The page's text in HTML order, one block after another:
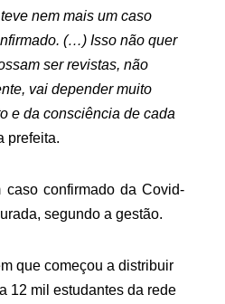
nem mais um caso
(…) Isso não quer
ser revistas, não
vai depender muito
e da consciência de cada
prefeita.
caso confirmado da Covid-
segundo a gestão.
que começou a distribuir
12 mil estudantes da rede